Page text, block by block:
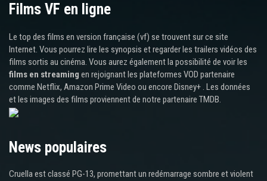
Films VF en ligne
Le top des films en version française (vf) se trouvent sur ce site
Internet. Vous pourrez lire les synopsis et regarder les trailers vidéos des
films sortis au cinéma. Vous aurez également la possibilité de voir les
films en streaming en rejoignant les plateformes VOD partenaire
comme Netflix, Amazon Prime Video ou encore Disney+ . Les données
et les images des films proviennent de notre partenaire TMDB.
News populaires
Cruella est classé PG-13, promettant un redémarrage sombre et violent